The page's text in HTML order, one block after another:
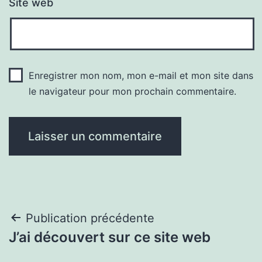
Enregistrer mon nom, mon e-mail et mon site dans
le navigateur pour mon prochain commentaire.
Navigation
de
Publication précédente
J’ai découvert sur ce site web